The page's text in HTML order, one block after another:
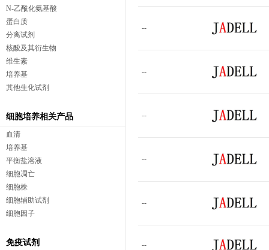
N-乙酰化氨基酸
蛋白质
分离试剂
核酸及其衍生物
维生素
培养基
其他生化试剂
细胞培养相关产品
血清
培养基
平衡盐溶液
细胞凋亡
细胞株
细胞辅助试剂
细胞因子
免疫试剂
--
--
--
--
--
--